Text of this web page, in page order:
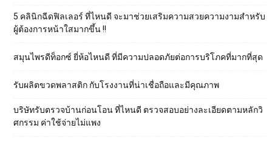
5 คลินิกฉีดฟิลเลอร์ ที่ไหนดี จะมาช่วยเสริมความสวยความงามสำหรับ
ผู้ต้องการหน้าใสมากขึ้น !!
สมุนไพรดีท็อกซ์ ยี่ห้อไหนดี ที่มีความปลอดภัยต่อการบริโภคที่มากที่สุด
รับผลิตขวดพลาสติก กับโรงงานที่น่าเชื่อถือและมีคุณภาพ
บริษัทรับตรวจบ้านก่อนโอน ที่ไหนดี ตรวจสอบอย่างละเอียดตามหลักวิ
ศกรรม ค่าใช้จ่ายไม่แพง